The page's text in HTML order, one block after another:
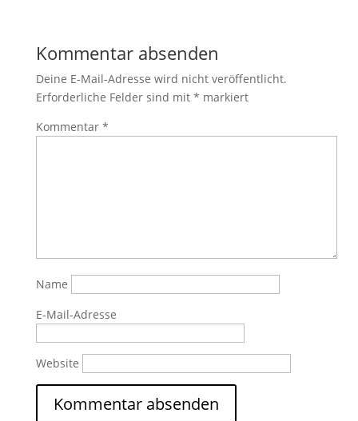
Kommentar absenden
Deine E-Mail-Adresse wird nicht veröffentlicht.
Erforderliche Felder sind mit * markiert
Kommentar *
Name
E-Mail-Adresse
Website